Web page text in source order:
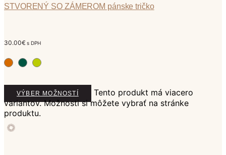
STVORENÝ SO ZÁMEROM pánske tričko
30.00€ s DPH
VÝBER MOŽNOSTÍ
Tento produkt má viacero
variantov. Možnosti si môžete vybrať na stránke
produktu.